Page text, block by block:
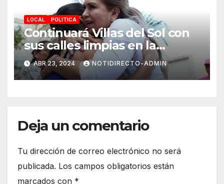
LOCAL POLITICA
Continuará Villas del Sol con
sus calles limpias en la
renovación: Lili Campos
ABR 23, 2024 NOTIDIRECTO-ADMIN
Deja un comentario
Tu dirección de correo electrónico no será
publicada. Los campos obligatorios están
marcados con *